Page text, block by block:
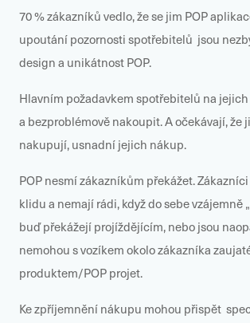
70 % zákazníků vedlo, že se jim POP
upoutání pozornosti spotřebitelů jsou
design a unikátnost POP.
Hlavním požadavkem spotřebitelů na
a bezproblémově nakoupit. A očekávají, že
nakupují, usnadní jejich nákup.
POP nesmí zákazníkům překážet.
klidu a nemají rádi, když do sebe vzájemně
buď překážejí projíždějícím, nebo jsou
nemohou s vozíkem okolo zákazníka
produktem/POP projet.
Ke zpříjemnění nákupu mohou přispět